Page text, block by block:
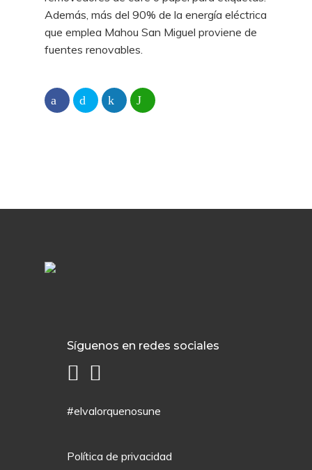
Además, más del 90% de la energía eléctrica
que emplea Mahou San Miguel proviene de
fuentes renovables.
Síguenos en redes sociales
#elvalorquenosune
Política de privacidad